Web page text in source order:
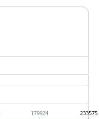
179924 233575